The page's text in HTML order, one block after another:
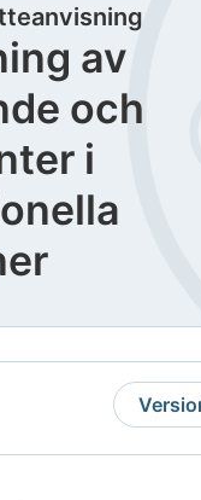
av
och
i